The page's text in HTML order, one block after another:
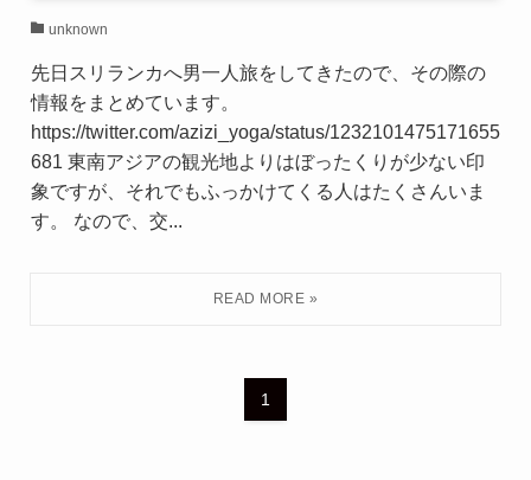
unknown
先日スリランカへ男一人旅をしてきたので、その際の
情報をまとめています。
https://twitter.com/azizi_yoga/status/1232101475171655
681 東南アジアの観光地よりはぼったくりが少ない印
象ですが、それでもふっかけてくる人はたくさんいま
す。 なので、交...
1